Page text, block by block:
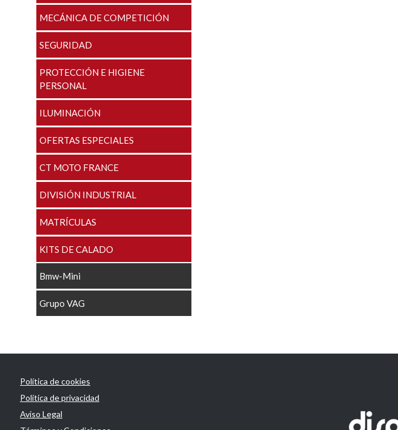
MECÁNICA DE COMPETICIÓN
SEGURIDAD
PROTECCIÓN E HIGIENE
PERSONAL
ILUMINACIÓN
OFERTAS ESPECIALES
CT MOTO FRANCE
DIVISIÓN INDUSTRIAL
MATRÍCULAS
KITS DE CALADO
Bmw-Mini
Grupo VAG
Política de cookies
Política de privacidad
Aviso Legal